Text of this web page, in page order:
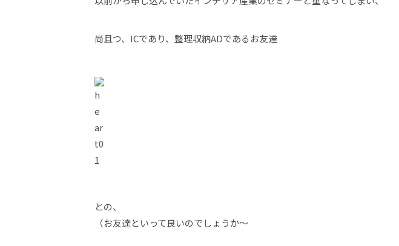
尚且つ、ICであり、整理収納ADであるお友達
との、
（お友達といって良いのでしょうか～